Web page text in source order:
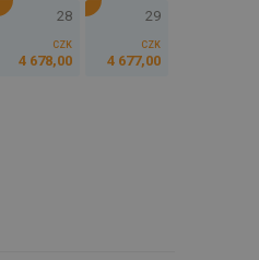
28
4 678,00
CZK
29
4 677,00
CZK